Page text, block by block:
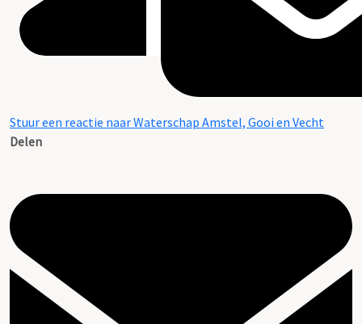
Stuur een reactie naar Waterschap Amstel, Gooi en Vecht
Delen